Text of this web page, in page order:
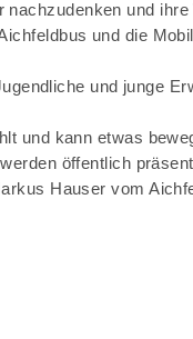
und
und die
und junge
und kann etwas
öffentlich
Hauser vom